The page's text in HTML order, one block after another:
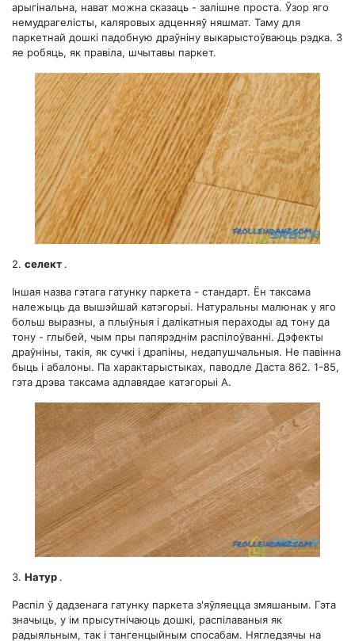
арыгінальна, нават можна сказаць - залішне проста. Ўзор яго
немудрагелісты, каляровых адценняў няшмат. Таму для
паркетнай дошкі падобную драўніну выкарыстоўваюць рэдка. З
яе робяць, як правіла, шчытавы паркет.
2. селект .
Іншая назва гэтага гатунку паркета - стандарт. Ён таксама
належыць да вышэйшай катэгорыі. Натуральны малюнак у яго
больш выразны, а плыўныя і далікатныя пераходы ад тону да
тону - глыбей, чым пры папярэднім распілоўванні. Дэфекты
драўніны, такія, як сучкі і драпіны, недапушчальныя. Не павінна
быць і абалоны. Па характарыстыках, паводле Даста 862. 1-85,
гэта дрэва таксама адпавядае катэгорыі А.
3. Натур .
Распіл ў дадзенага гатунку паркета з'яўляецца змяшаным. Гэта
значыць, у ім прысутнічаюць дошкі, распілаваныя як
радыяльным, так і тангенцыйным спосабам. Нягледзячы на ​​